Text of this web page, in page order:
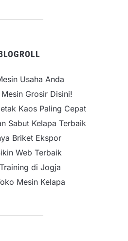
Usaha Anda
Grosir Disini!
Kaos Paling Cepat
Sabut Kelapa Terbaik
Briket Ekspor
Web Terbaik
di Jogja
Mesin Kelapa